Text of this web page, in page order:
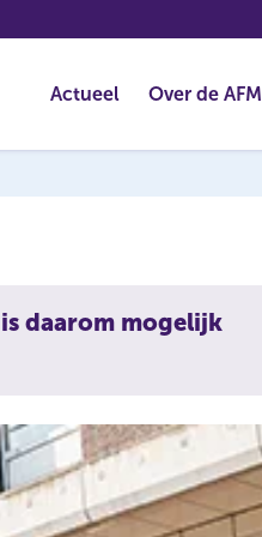
Actueel Over de AFM
daarom mogelijk